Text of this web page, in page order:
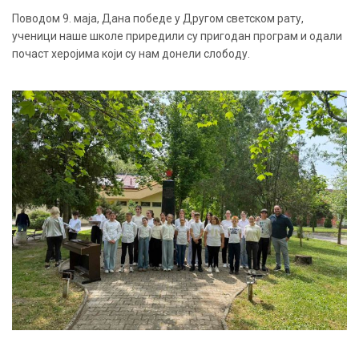
Поводом 9. маја, Дана победе у Другом светском рату,
ученици наше школе приредили су пригодан програм и одали
почаст херојима који су нам донели слободу.